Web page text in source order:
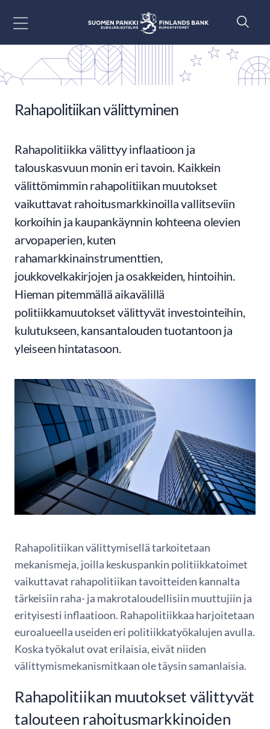
Rahapolitiikan välittyminen
Rahapolitiikka välittyy inflaatioon ja
talouskasvuun monin eri tavoin. Kaikkein
välittömimmin rahapolitiikan muutokset
vaikuttavat rahoitusmarkkinoilla vallitseviin
korkoihin ja kaupankäynnin kohteena olevien
arvopaperien, kuten
rahamarkkinainstrumenttien,
joukkovelkakirjojen ja osakkeiden, hintoihin.
Hieman pitemmällä aikavälillä
politiikkamuutokset välittyvät investointeihin,
kulutukseen, kansantalouden tuotantoon ja
yleiseen hintatasoon.
Rahapolitiikan välittymisellä tarkoitetaan
mekanismeja, joilla keskuspankin politiikkatoimet
vaikuttavat rahapolitiikan tavoitteiden kannalta
tärkeisiin raha- ja makrotaloudellisiin muuttujiin ja
erityisesti inflaatioon. Rahapolitiikkaa harjoitetaan
euroalueella useiden eri politiikkatyökalujen avulla.
Koska työkalut ovat erilaisia, eivät niiden
välittymismekanismitkaan ole täysin samanlaisia.
Rahapolitiikan muutokset välittyvät
talouteen rahoitusmarkkinoiden